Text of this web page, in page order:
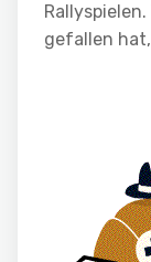
gefallen